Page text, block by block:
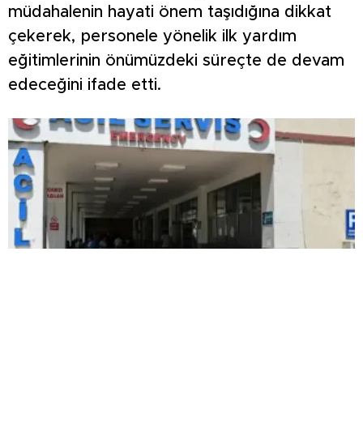
müdahalenin hayati önem taşıdığına dikkat
çekerek, personele yönelik ilk yardım
eğitimlerinin önümüzdeki süreçte de devam
edeceğini ifade etti.